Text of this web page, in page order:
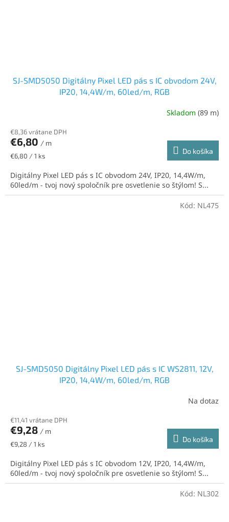
SJ-SMD5050 Digitálny Pixel LED pás s IC obvodom 24V,
IP20, 14,4W/m, 60led/m, RGB
Skladom (89 m)
€8,36 vrátane DPH
€6,80 / m
Jednotková
€6,80 / 1 ks
Do košíka
Digitálny Pixel LED pás s IC obvodom 24V, IP20, 14,4W/m,
60led/m - tvoj nový spoločník pre osvetlenie so štýlom! S...
SJ-SMD5050 Digitálny Pixel LED pás s IC WS2811, 12V,
IP20, 14,4W/m, 60led/m, RGB
Na dotaz
€11,41 vrátane DPH
€9,28 / m
Jednotková
€9,28 / 1 ks
Do košíka
Digitálny Pixel LED pás s IC obvodom 12V, IP20, 14,4W/m,
60led/m - tvoj nový spoločník pre osvetlenie so štýlom! S...
Kód: NL475
Kód: NL302